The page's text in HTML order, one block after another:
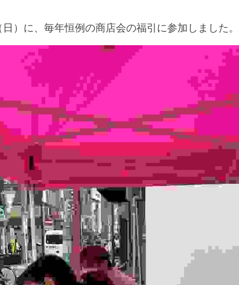
）に、毎年恒例の商店会の福引に参加しました。